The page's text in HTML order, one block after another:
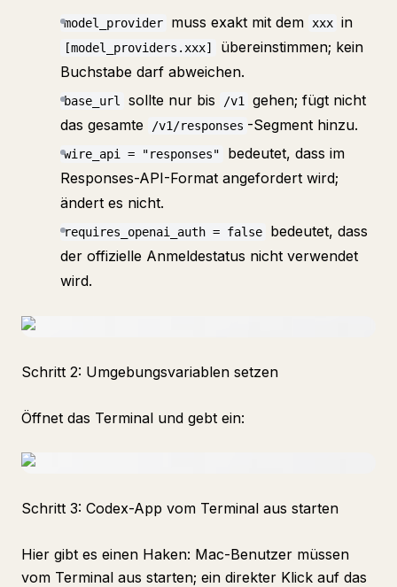
model_provider muss exakt mit dem xxx in
[model_providers.xxx]
übereinstimmen; kein
Buchstabe darf abweichen.
base_url sollte nur bis /v1
gehen; fügt nicht
das gesamte
/v1/responses -Segment hinzu.
wire_api = "responses"
bedeutet, dass im
Responses-API-Format angefordert wird;
ändert es nicht.
requires_openai_auth = false
bedeutet, dass
der offizielle Anmeldestatus nicht verwendet
wird.
Schritt 2: Umgebungsvariablen setzen
Öffnet das Terminal und gebt ein:
Schritt 3: Codex-App vom Terminal aus starten
Hier gibt es einen Haken: Mac-Benutzer müssen
vom Terminal aus starten; ein direkter Klick auf das